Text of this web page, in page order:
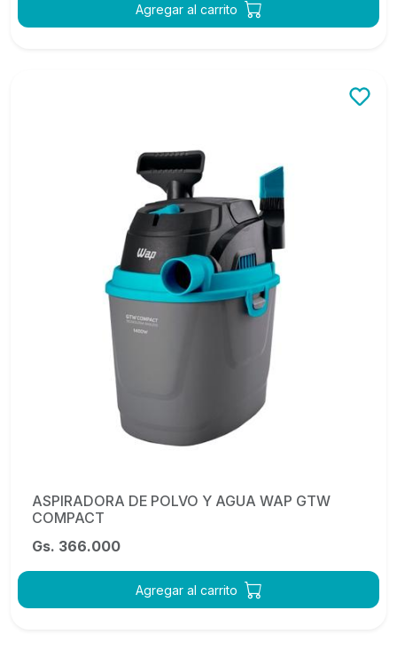
Agregar al carrito
ASPIRADORA DE POLVO Y AGUA WAP GTW
COMPACT
Gs. 366.000
Agregar al carrito